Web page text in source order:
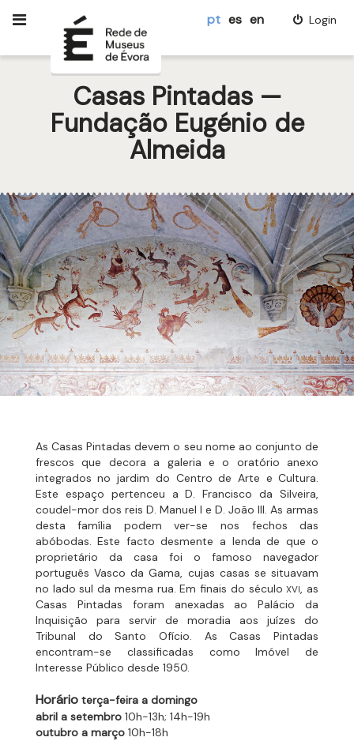
pt es en Login
Casas Pintadas —
Fundação Eugénio de
Almeida
As Casas Pintadas devem o seu nome ao conjunto de
frescos que decora a galeria e o oratório anexo
integrados no jardim do Centro de Arte e Cultura.
Este espaço pertenceu a D. Francisco da Silveira,
coudel-mor dos reis D. Manuel I e D. João III. As armas
desta família podem ver-se nos fechos das
abóbodas. Este facto desmente a lenda de que o
proprietário da casa foi o famoso navegador
português Vasco da Gama, cujas casas se situavam
no lado sul da mesma rua. Em finais do séculoXVI, as
Casas Pintadas foram anexadas ao Palácio da
Inquisição para servir de moradia aos juízes do
Tribunal do Santo Ofício. As Casas Pintadas
encontram-se classificadas como Imóvel de
Interesse Público desde 1950.
Horárioterça-feira a domingo
abril a setembro10h-13h; 14h-19h
outubro a março10h-18h